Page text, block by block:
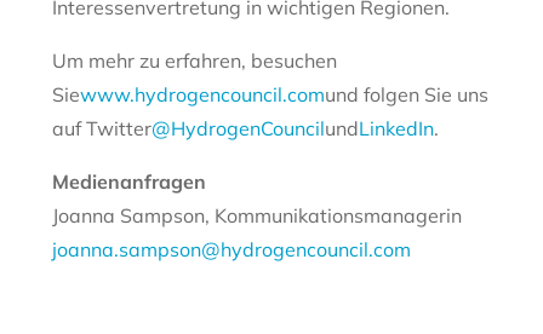
Interessenvertretung in wichtigen Regionen.
Um mehr zu erfahren, besuchen
Siewww.hydrogencouncil.comund folgen Sie uns
auf Twitter@HydrogenCouncilundLinkedIn.
Medienanfragen
Joanna Sampson, Kommunikationsmanagerin
joanna.sampson@hydrogencouncil.com